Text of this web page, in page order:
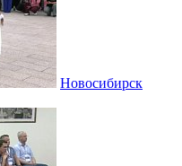
Новосибирск